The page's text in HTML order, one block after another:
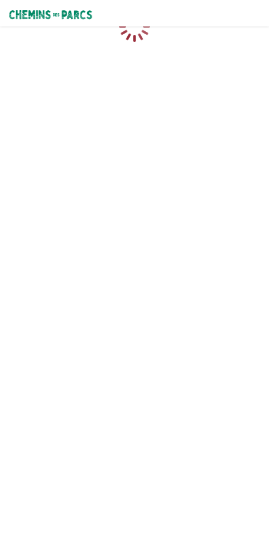
Chemins des Parcs
Caricamento